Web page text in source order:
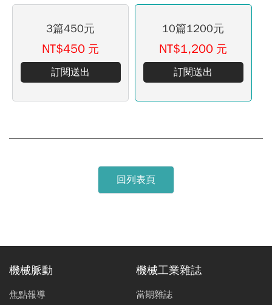
3篇450元
NT$450 元
訂閱送出
10篇1200元
NT$1,200 元
訂閱送出
回列表頁
機械脈動
焦點報導
機械工業雜誌
當期雜誌